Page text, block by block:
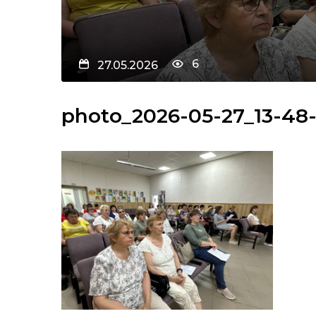
27.05.2026 6
photo_2026-05-27_13-